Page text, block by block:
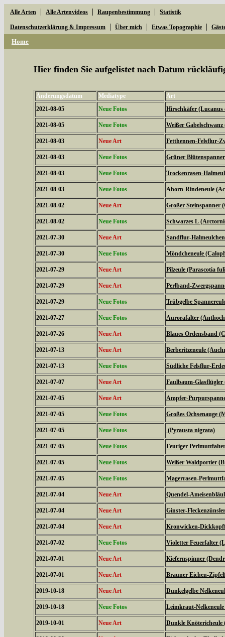
Alle Arten | Alle Artenvideos | Raupenbestimmung | Statistik
Datenschutzerklärung & Impressum | Über mich | Etwas Topographie |
Home
Hier finden Sie aufgelistet nach Datum
Änderungsdatum Mediatype
Art
2021-08-05
Neue Fotos Hirschkäfer (Lucanus
2021-08-05 Neue Fotos Weißer
2021-08-03 Neue Art Fetthennen-Felsflur-
2021-08-03 Neue Fotos Grüner
2021-08-03 Neue Fotos Trockenrasen-
2021-08-03 Neue Fotos Ahorn-Rindeneule
2021-08-02 Neue Art Großer Steinspanner
2021-08-02 Neue Fotos Schwarzes L
2021-07-30 Neue Art Sandflur-
2021-07-30 Neue Fotos Möndcheneule
2021-07-29 Neue Art Pilzeule (Parascotia
2021-07-29 Neue Art Perlband-
2021-07-29 Neue Fotos Trübgelbe
2021-07-27 Neue Fotos Aurorafalter
2021-07-26 Neue Art Blaues Ordensband
2021-07-13 Neue Art Berberitzeneule
2021-07-13 Neue Fotos Südliche Felsflur-
2021-07-07 Neue Art Faulbaum-
2021-07-05 Neue Art Ampfer-
2021-07-05 Neue Fotos Großes Ochsenauge
2021-07-05 Neue Fotos (Pyrausta nigrata)
2021-07-05 Neue Fotos Feuriger
2021-07-05 Neue Fotos Weißer Waldportier
2021-07-05 Neue Fotos Magerrasen-
2021-07-04 Neue Art Quendel-
2021-07-04 Neue Art Ginster-
2021-07-04 Neue Art Kronwicken-
2021-07-02 Neue Fotos Violetter Feuerfalter
2021-07-01 Neue Art Kiefernspinner
2021-07-01 Neue Art Brauner Eichen-
2019-10-18 Neue Art Dunkelgelbe
2019-10-18 Neue Fotos Leimkraut-
2019-10-01 Neue Art Dunkle Knötericheule